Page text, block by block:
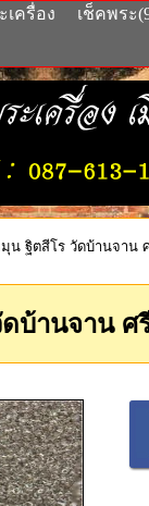
ครื่อง เช็คพระ
น ฐิตสีโร วัดบ้านจาน
บ้านจาน ศ